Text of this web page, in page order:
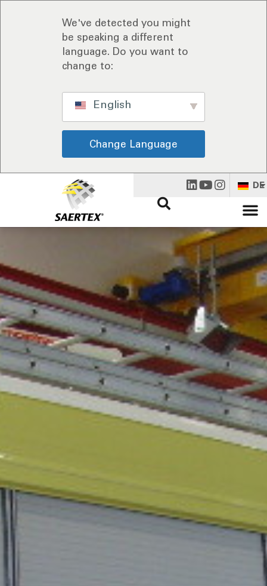
We've detected you might
be speaking a different
language. Do you want to
change to:
English
Change Language
DE